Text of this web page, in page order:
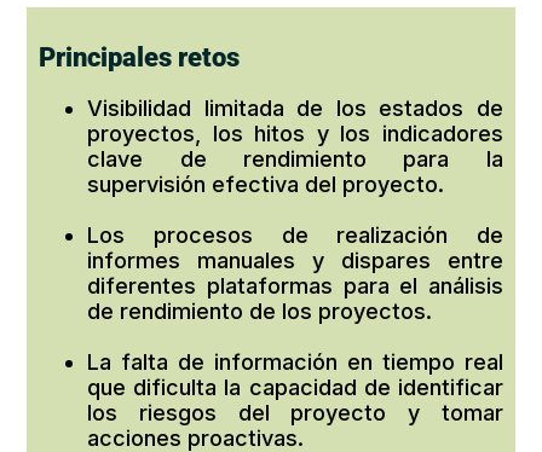
Principales retos
Visibilidad limitada de los estados de
proyectos, los hitos y los indicadores
clave de rendimiento para la
supervisión efectiva del proyecto.
Los procesos de realización de
informes manuales y dispares entre
diferentes plataformas para el análisis
de rendimiento de los proyectos.
La falta de información en tiempo real
que dificulta la capacidad de identificar
los riesgos del proyecto y tomar
acciones proactivas.